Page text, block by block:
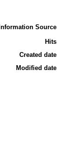
Information Source
Hits
Created date
Modified date